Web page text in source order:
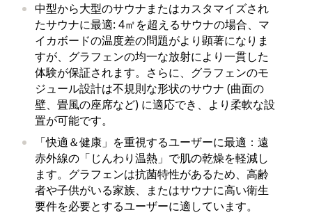
中型から大型のサウナまたはカスタマイズされ
たサウナに最適: 4㎡を超えるサウナの場合、マ
イカボードの温度差の問題がより顕著になりま
すが、グラフェンの均一な放射により一貫した
体験が保証されます。さらに、グラフェンのモ
ジュール設計は不規則な形状のサウナ (曲面の
壁、畳風の座席など) に適応でき、より柔軟な設
置が可能です。
「快適＆健康」を重視するユーザーに最適：遠
赤外線の「じんわり温熱」で肌の乾燥を軽減し
ます。グラフェンは抗菌特性があるため、高齢
者や子供がいる家族、またはサウナに高い衛生
要件を必要とするユーザーに適しています。